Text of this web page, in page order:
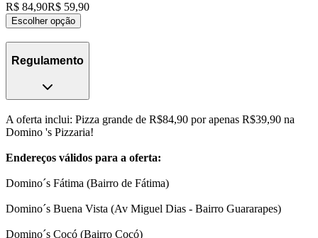
R$ 84,90R$ 59,90
Escolher opção
Regulamento
A oferta inclui: Pizza grande de R$84,90 por apenas R$39,90 na
Domino 's Pizzaria!
Endereços válidos para a oferta:
Domino´s Fátima (Bairro de Fátima)
Domino´s Buena Vista (Av Miguel Dias - Bairro Guararapes)
Domino´s Cocó (Bairro Cocó)